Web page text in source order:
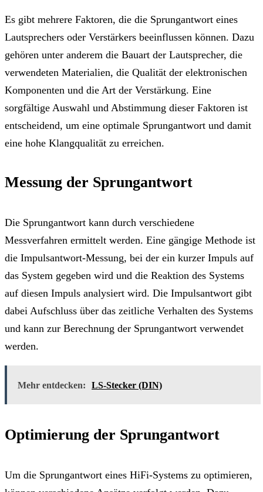
Es gibt mehrere Faktoren, die die Sprungantwort eines
Lautsprechers oder Verstärkers beeinflussen können. Dazu
gehören unter anderem die Bauart der Lautsprecher, die
verwendeten Materialien, die Qualität der elektronischen
Komponenten und die Art der Verstärkung. Eine
sorgfältige Auswahl und Abstimmung dieser Faktoren ist
entscheidend, um eine optimale Sprungantwort und damit
eine hohe Klangqualität zu erreichen.
Messung der Sprungantwort
Die Sprungantwort kann durch verschiedene
Messverfahren ermittelt werden. Eine gängige Methode ist
die Impulsantwort-Messung, bei der ein kurzer Impuls auf
das System gegeben wird und die Reaktion des Systems
auf diesen Impuls analysiert wird. Die Impulsantwort gibt
dabei Aufschluss über das zeitliche Verhalten des Systems
und kann zur Berechnung der Sprungantwort verwendet
werden.
Mehr entdecken: LS-Stecker (DIN)
Optimierung der Sprungantwort
Um die Sprungantwort eines HiFi-Systems zu optimieren,